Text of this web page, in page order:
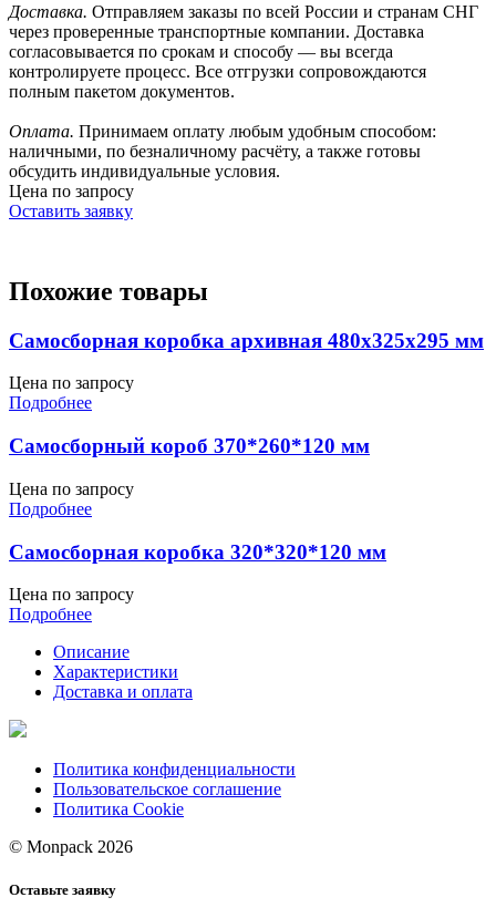
Доставка. Отправляем заказы по всей России и странам СНГ
через проверенные транспортные компании. Доставка
согласовывается по срокам и способу — вы всегда
контролируете процесс. Все отгрузки сопровождаются
полным пакетом документов.
Оплата. Принимаем оплату любым удобным способом:
наличными, по безналичному расчёту, а также готовы
обсудить индивидуальные условия.
Цена по запросу
Оставить заявку
Похожие товары
Самосборная коробка архивная 480х325х295 мм
Цена по запросу
Подробнее
Самосборный короб 370*260*120 мм
Цена по запросу
Подробнее
Самосборная коробка 320*320*120 мм
Цена по запросу
Подробнее
Описание
Характеристики
Доставка и оплата
Политика конфиденциальности
Пользовательское соглашение
Политика Cookie
© Monpack 2026
Оставьте заявку